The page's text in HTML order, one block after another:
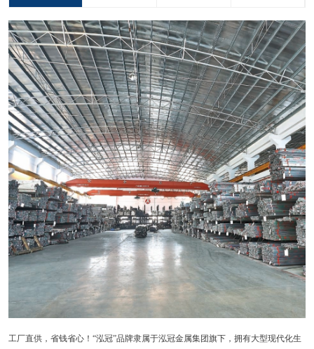
工厂直供，省钱省心！“泓冠”品牌隶属于泓冠金属集团旗下，拥有大型现代化生